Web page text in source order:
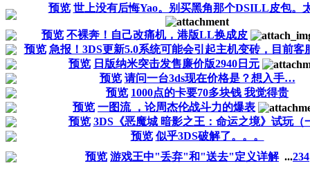
预览 世上没有后悔Yao。别买黑角那个DSILL皮包。
预览 不裸奔！自己改痛机，港版LL换成皮
预览 急报！3DS更新5.0系统可能会引起主机变砖，目前客
预览 日版纳米突击发售廉价版2940日元
预览 请问一台3ds现在价格是？想入手…
预览 1000点的卡要70多块钱 我觉得贵
预览 一图流 ，论周杰伦战斗力的爆表
预览 3DS《恶魔城 暗影之王：命运之境》试玩（
预览 似乎3DS破解了。。。
预览 游戏王中"丢弃"和"送去"定义详解 ...234